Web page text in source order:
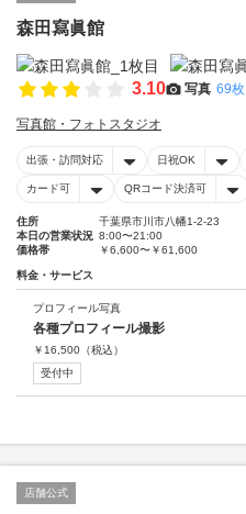
森田寫眞館
3.10 写真 69枚
写真館・フォトスタジオ
出張・訪問対応 日祝OK
カード可 QRコード決済可
住所
千葉県市川市八幡1-2-23
本日の営業状況 8:00〜21:00
価格帯
￥6,600〜￥61,600
料金・サービス
プロフィール写真
各種プロフィール撮影
￥ 16,500 （税込）
受付中
店舗公式